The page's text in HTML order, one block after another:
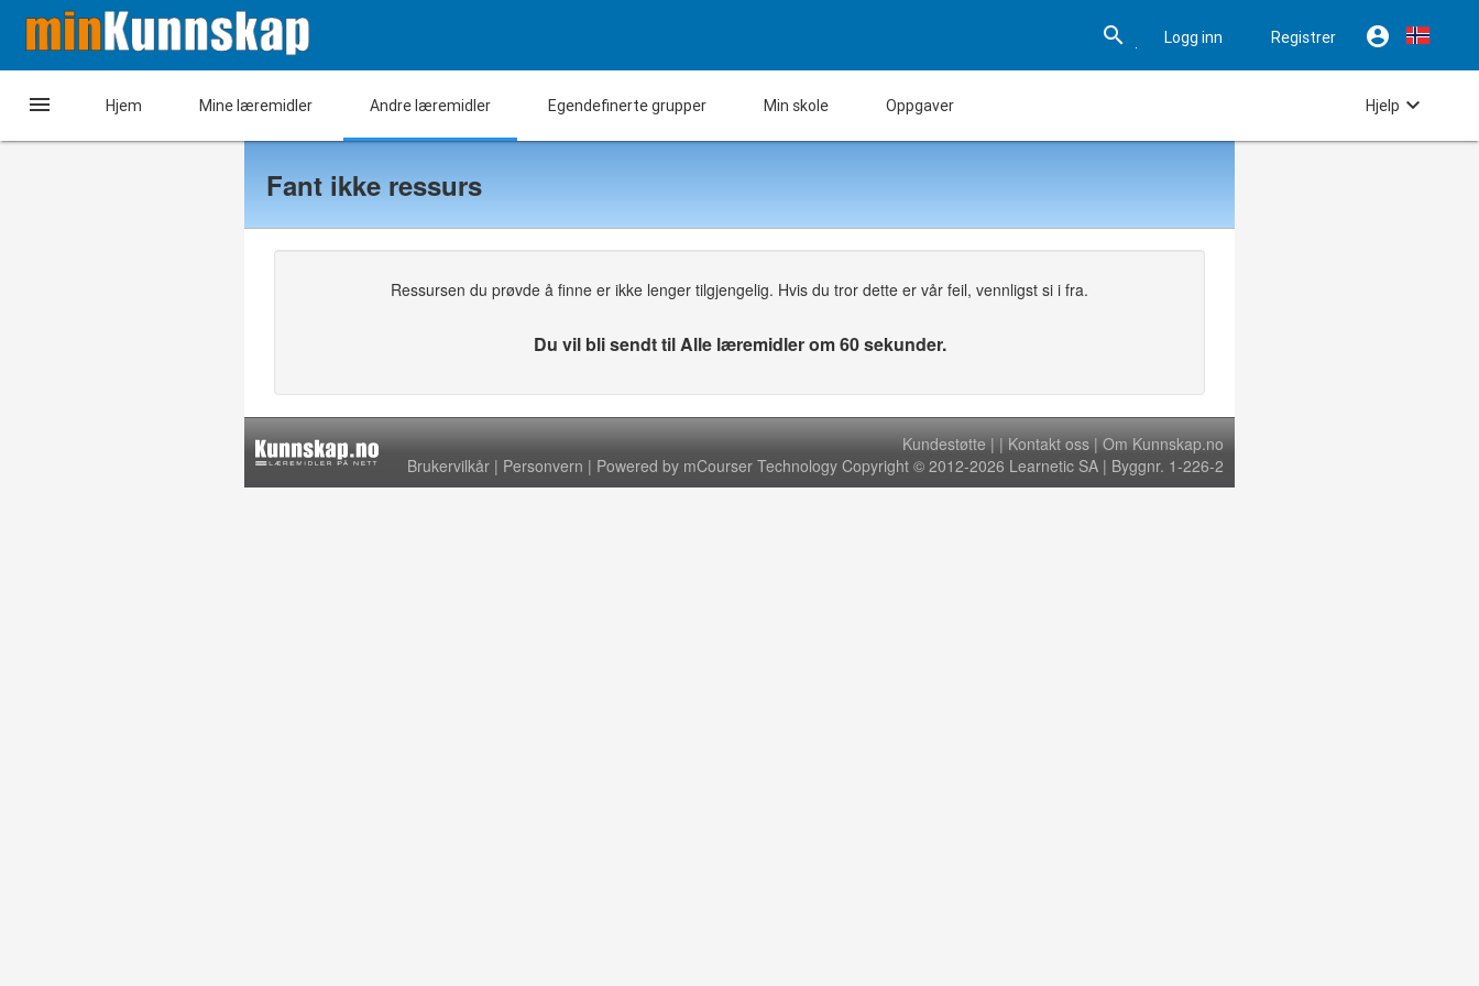
 Logg inn Registrer 
Hjem Mine læremidler Andre læremidler Egendefinerte grupper Min skole Oppgaver Hjelp 

Fant ikke ressurs
Ressursen du prøvde å finne er ikke lenger tilgjengelig. Hvis du tror dette er vår feil, vennligst si i fra.
Du vil bli sendt til Alle læremidler om 60 sekunder.
Kundestøtte | | Kontakt oss | Om Kunnskap.no
Brukervilkår | Personvern | Powered by mCourser Technology Copyright © 2012-2026 Learnetic SA | Byggnr. 1-226-2